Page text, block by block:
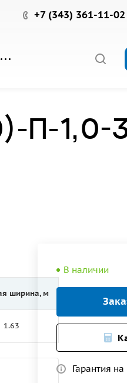
+7 (343) 361-11-02
П-1,0-
В наличии
Гарантия
ширина, м
1.63